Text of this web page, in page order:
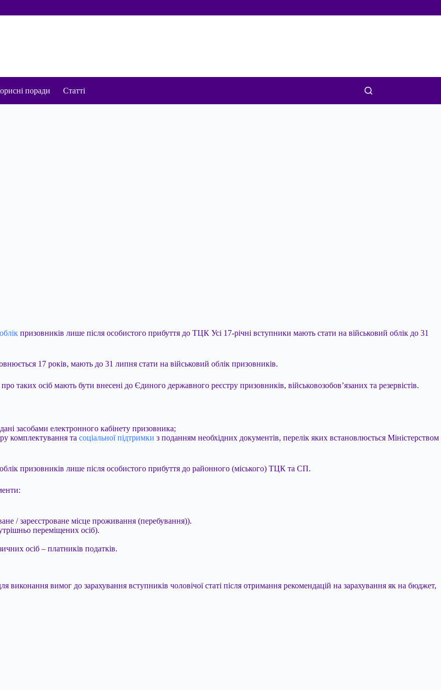
поради Статті
призовників лише після особистого прибуття до ТЦК Усі 17-річні вступники мають стати на військовий облік до 31
17 років, мають до 31 липня стати на військовий облік призовників.
таких осіб мають бути внесені до Єдиного державного реєстру призовників, військовозобов’язаних та резервістів.
засобами електронного кабінету призовника;
комплектування та соціальної підтримки з поданням необхідних документів, перелік яких встановлюється Міністерством
призовників лише після особистого прибуття до районного (міського) ТЦК та СП.
/ зареєстроване місце проживання (перебування)).
переміщених осіб).
осіб – платників податків.
виконання вимог до зарахування вступників чоловічої статі після отримання рекомендацій на зарахування як на бюджет,